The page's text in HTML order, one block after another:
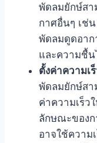
พัดลมยักษ์สา
กาศอื่นๆ เช่
พัดลมดูดอา
และความชื้น
ตั้งค่าความเ
พัดลมยักษ์สา
ค่าความเร็ว
ลักษณะของก
อาจใช้ความ